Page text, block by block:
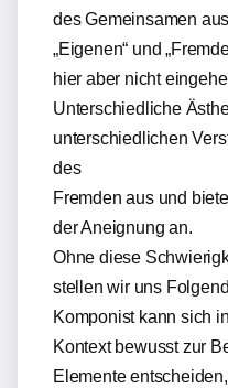
des Gemeinsamen
„Eigenen“ und
hier aber nicht
Unterschiedliche
unterschiedlichen
des
Fremden aus und
der Aneignung an.
Ohne diese
stellen wir uns
Komponist kann sich
Kontext bewusst zur
Elemente